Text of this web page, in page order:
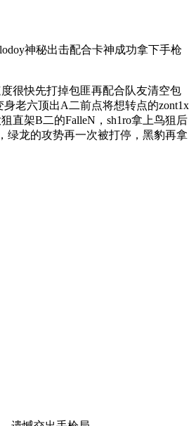
神秘出击配合卡神成功拿下手枪
很快先打掉包匪再配合队友清空包
老六顶出A二前点将想转点的zont1x
直架B二的FalleN，sh1ro拿上鸟狙后
绿龙的攻势再一次被打停，黑豹再拿